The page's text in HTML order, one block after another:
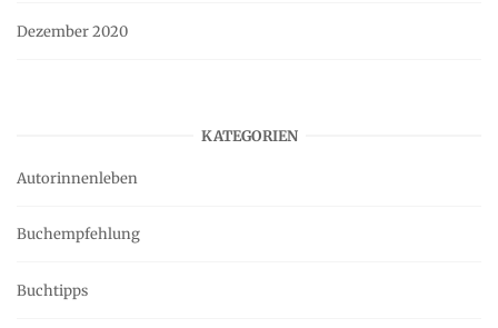
Dezember 2020
KATEGORIEN
Autorinnenleben
Buchempfehlung
Buchtipps